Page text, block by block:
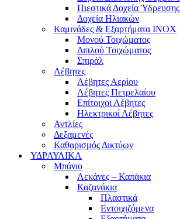
Πιεστικά Δοχεία Ύδρευσης
Δοχεία Ηλιακών
Καμινάδες & Εξαρτήματα ΙΝΟΧ
Μονού Τοιχώματος
Διπλού Τοιχώματος
Σπιράλ
Λέβητες
Λέβητες Αερίου
Λέβητες Πετρελαίου
Επίτοιχοι Λέβητες
Ηλεκτρικοί Λέβητες
Αντλίες
Δεξαμενές
Καθαρισμός Δικτύων
ΥΔΡΑΥΛΙΚΑ
Μπάνιο
Λεκάνες – Καπάκια
Καζανάκια
Πλαστικά
Εντοιχιζόμενα